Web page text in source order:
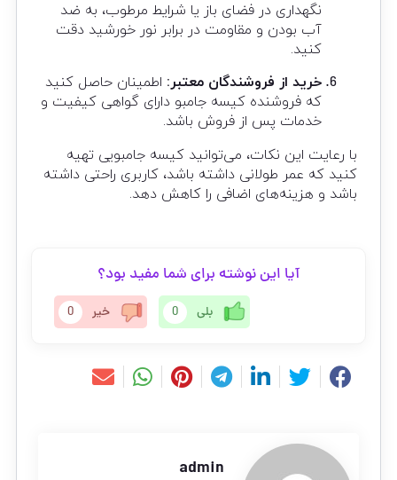
نگهداری در فضای باز یا شرایط مرطوب، به ضد
آب بودن و مقاومت در برابر نور خورشید دقت
کنید.
خرید از فروشندگان معتبر: اطمینان حاصل کنید
که فروشنده کیسه جامبو دارای گواهی کیفیت و
خدمات پس از فروش باشد.
با رعایت این نکات، می‌توانید کیسه جامبویی تهیه
کنید که عمر طولانی داشته باشد، کاربری راحتی داشته
باشد و هزینه‌های اضافی را کاهش دهد.
آیا این نوشته برای شما مفید بود؟
بلی 0 خیر 0
admin